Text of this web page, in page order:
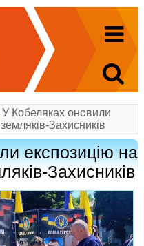
У Кобеляках оновили
Захисників
експозицію на
Захисників